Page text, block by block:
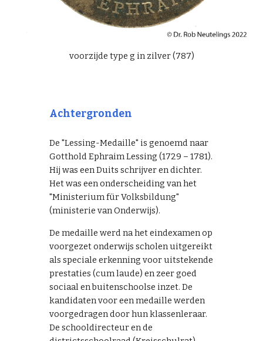
voorzijde type g in zilver (787)
Achtergronden
De "Lessing-Medaille" is genoemd naar
Gotthold Ephraim Lessing (1729 – 1781).
Hij was een Duits schrijver en dichter.
Het was een onderscheiding van het
"Ministerium für Volksbildung"
(ministerie van Onderwijs).
De medaille werd na het eindexamen op
voorgezet onderwijs scholen uitgereikt
als speciale erkenning voor uitstekende
prestaties (cum laude) en zeer goed
sociaal en buitenschoolse inzet.De
kandidaten voor een medaille werden
voorgedragen door hunklassenleraar.
Deschooldirecteur en de